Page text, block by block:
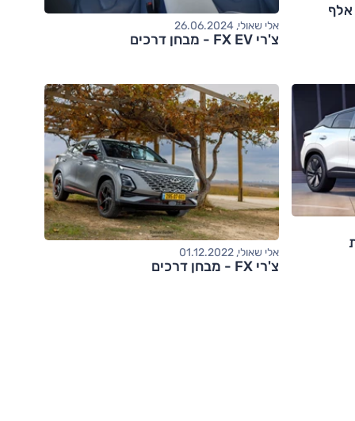
400 ק"מ טווח, פחות מ-200 אלף
אלי שאולי, 26.06.2024
צ'רי FX EV - מבחן דרכים
אלי שאולי, 01.12.2022
צ'רי FX - מבחן דרכים